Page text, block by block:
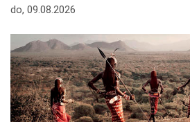
do, 09.08.2026